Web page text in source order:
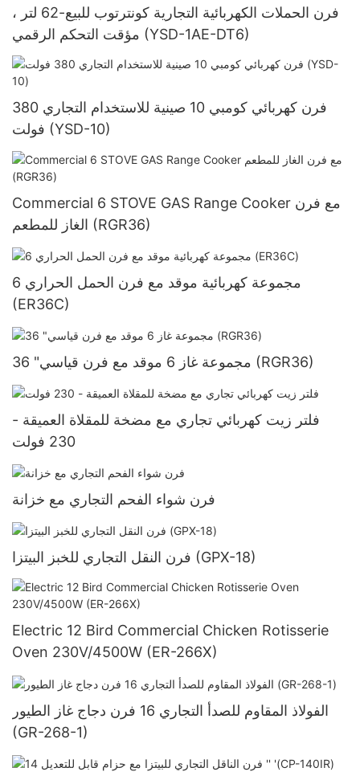
فرن الحملات الكهربائية التجارية كونترتوب للبيع-62 لتر ،
مؤقت التحكم الرقمي (YSD-1AE-DT6)
فرن كهربائي كومبي 10 صينية للاستخدام التجاري 380
فولت (YSD-10)
Commercial 6 STOVE GAS Range Cooker مع فرن
الغاز للمطعم (RGR36)
6 مجموعة كهربائية موقد مع فرن الحمل الحراري
(ER36C)
36 "مجموعة غاز 6 موقد مع فرن قياسي (RGR36)
فلتر زيت كهربائي تجاري مع مضخة للمقلاة العميقة -
230 فولت
فرن شواء الفحم التجاري مع خزانة
فرن النقل التجاري للخبز البيتزا (GPX-18)
Electric 12 Bird Commercial Chicken Rotisserie
Oven 230V/4500W (ER-266X)
الفولاذ المقاوم للصدأ التجاري 16 فرن دجاج غاز الطيور
(GR-268-1)